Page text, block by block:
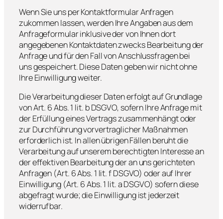
Wenn Sie uns per Kontaktformular Anfragen
zukommen lassen, werden Ihre Angaben aus dem
Anfrageformular inklusive der von Ihnen dort
angegebenen Kontaktdaten zwecks Bearbeitung der
Anfrage und für den Fall von Anschlussfragen bei
uns gespeichert. Diese Daten geben wir nicht ohne
Ihre Einwilligung weiter.
Die Verarbeitung dieser Daten erfolgt auf Grundlage
von Art. 6 Abs. 1 lit. b DSGVO, sofern Ihre Anfrage mit
der Erfüllung eines Vertrags zusammenhängt oder
zur Durchführung vorvertraglicher Maßnahmen
erforderlich ist. In allen übrigen Fällen beruht die
Verarbeitung auf unserem berechtigten Interesse an
der effektiven Bearbeitung der an uns gerichteten
Anfragen (Art. 6 Abs. 1 lit. f DSGVO) oder auf Ihrer
Einwilligung (Art. 6 Abs. 1 lit. a DSGVO) sofern diese
abgefragt wurde; die Einwilligung ist jederzeit
widerrufbar.